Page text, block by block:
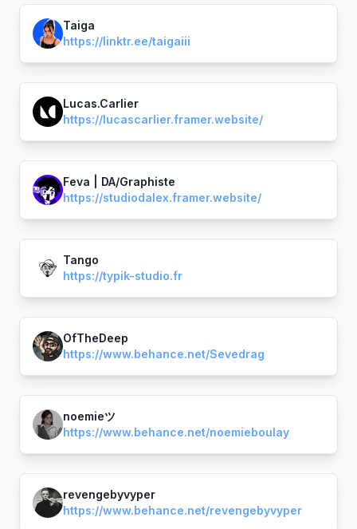
Taiga
https://linktr.ee/taigaiii
Lucas.Carlier
https://lucascarlier.framer.website/
Feva | DA/Graphiste
https://studiodalex.framer.website/
Tango
https://typik-studio.fr
OfTheDeep
https://www.behance.net/Sevedrag
noemieツ
https://www.behance.net/noemieboulay
revengebyvyper
https://www.behance.net/revengebyvyper